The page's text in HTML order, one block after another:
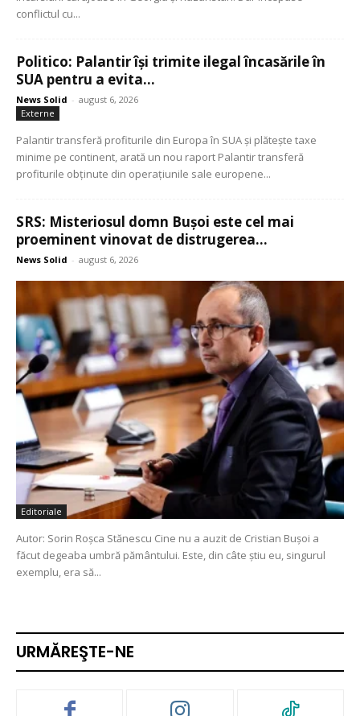
conflictul cu...
Politico: Palantir își trimite ilegal încasările în
SUA pentru a evita...
News Solid - august 6, 2026
Externe
Palantir transferă profiturile din Europa în SUA și plătește taxe
minime pe continent, arată un nou raport Palantir transferă
profiturile obținute din operațiunile sale europene...
SRS: Misteriosul domn Bușoi este cel mai
proeminent vinovat de distrugerea...
News Solid - august 6, 2026
Editoriale
Autor: Sorin Roșca Stănescu Cine nu a auzit de Cristian Bușoi a
făcut degeaba umbră pământului. Este, din câte știu eu, singurul
exemplu, era să...
URMĂREŞTE-NE